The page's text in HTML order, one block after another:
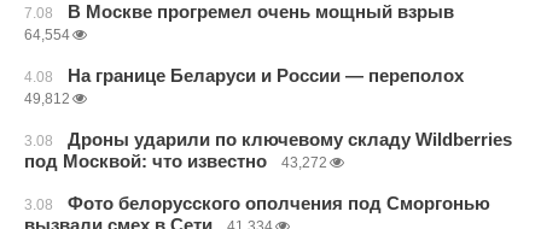
7.08 В Москве прогремел очень мощный взрыв
64,554
4.08 На границе Беларуси и России — переполох
49,812
3.08
Дроны ударили по ключевому складу Wildberries
под Москвой: что известно
43,272
3.08
Фото белорусского ополчения под Сморгонью
вызвали смех в Сети